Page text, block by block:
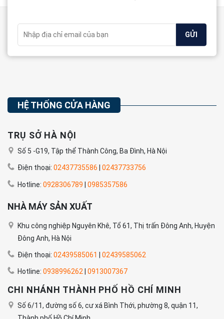
HỆ THỐNG CỬA HÀNG
TRỤ SỞ HÀ NỘI
Số 5 -G19, Tập thể Thành Công, Ba Đình, Hà Nội
Điện thoại: 02437735586 02437733756
Hotline: 0928306789 | 0985357586
NHÀ MÁY SẢN XUẤT
Khu công nghiệp Nguyên Khê, Tổ 61, Thị trấn Đông Anh, Huyện
Đông Anh, Hà Nội
Điện thoại: 02439585061 02439585062
Hotline: 0938996262 0913007367
CHI NHÁNH THÀNH PHỐ HỒ CHÍ MINH
Số 6/11, đường số 6, cư xá Bình Thới, phường 8, quận 11,